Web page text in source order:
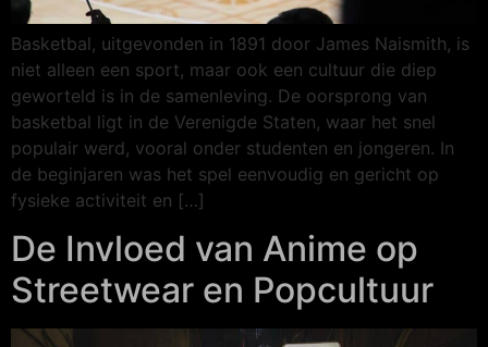
Basketbal, uitgevonden in 1891 door James Naismith, is
niet alleen een sport, maar ook een cultuur die diep
geworteld is in de samenleving. De oorsprong van
basketbal ligt in de Verenigde Staten, waar het snel
populair werd, vooral onder studenten en jongeren. In
de beginjaren was het spel eenvoudig en gericht op
fysieke activiteit en […]
De Invloed van Anime op
Streetwear en Popcultuur